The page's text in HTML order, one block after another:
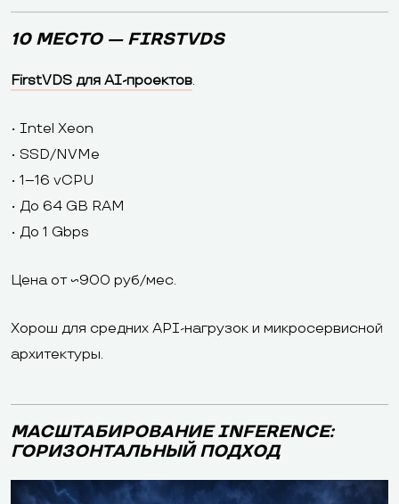
10 МЕСТО — FIRSTVDS
FirstVDS для AI-проектов.
• Intel Xeon
• SSD/NVMe
• 1–16 vCPU
• До 64 GB RAM
• До 1 Gbps
Цена от ~900 руб/мес.
Хорош для средних API-нагрузок и микросервисной
архитектуры.
МАСШТАБИРОВАНИЕ INFERENCE:
ГОРИЗОНТАЛЬНЫЙ ПОДХОД